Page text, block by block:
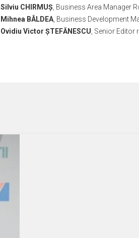
Silviu CHIRMUȘ, Business Area Manager
Mihnea BÂLDEA, Business Development
Ovidiu Victor ȘTEFĂNESCU, Senior Editor